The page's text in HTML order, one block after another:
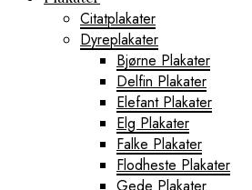
Citatplakater
Dyreplakater
Bjørne Plakater
Delfin Plakater
Elefant Plakater
Elg Plakater
Falke Plakater
Flodheste Plakater